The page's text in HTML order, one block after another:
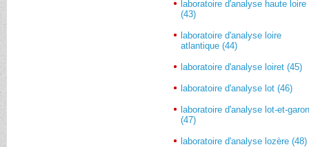
laboratoire d'analyse haute loire
(43)
laboratoire d'analyse loire
atlantique (44)
laboratoire d'analyse loiret (45)
laboratoire d'analyse lot (46)
laboratoire d'analyse lot-et-
(47)
laboratoire d'analyse lozère (48)